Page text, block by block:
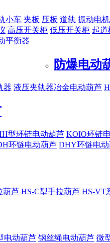
小车 夹板 压板 道轨 振动电机
高压开关柜 低压开关柜 起道
平衡器
器 液压夹轨器
防爆电动
冶金电动葫芦
型环链电动葫芦 KOIO环链
环链电动葫芦 DHY环链电
葫芦 HS-C型手拉葫芦 HS-VT
电动葫芦 钢丝绳电动葫芦 微